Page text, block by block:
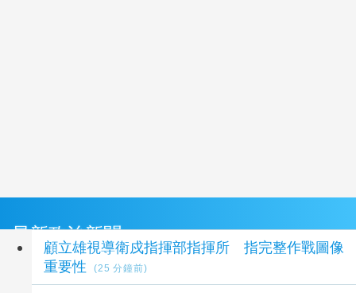
最新政治新聞
顧立雄視導衛戍指揮部指揮所 指完整作戰圖像
重要性
(25 分鐘前)